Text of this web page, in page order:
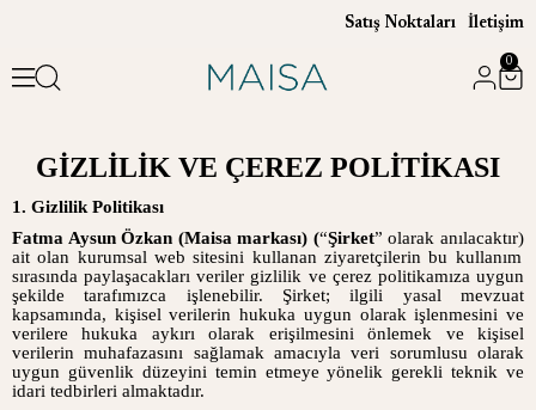
Satış Noktaları İletişim
0
GİZLİLİK VE ÇEREZ POLİTİKASI
1. Gizlilik Politikası
Fatma Aysun Özkan (Maisa markası) (“Şirket” olarak anılacaktır)
ait olan kurumsal web sitesini kullanan ziyaretçilerin bu kullanım
sırasında paylaşacakları veriler gizlilik ve çerez politikamıza uygun
şekilde tarafımızca işlenebilir. Şirket; ilgili yasal mevzuat
kapsamında, kişisel verilerin hukuka uygun olarak işlenmesini ve
verilere hukuka aykırı olarak erişilmesini önlemek ve kişisel
verilerin muhafazasını sağlamak amacıyla veri sorumlusu olarak
uygun güvenlik düzeyini temin etmeye yönelik gerekli teknik ve
idari tedbirleri almaktadır.